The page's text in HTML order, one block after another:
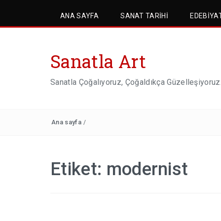
ANA SAYFA SANAT TARIHI
Sanatla Art
Sanatla Çoğalıyoruz, Çoğaldıkça Güzelleşiyoruz.
Ana sayfa /
Etiket: modernist